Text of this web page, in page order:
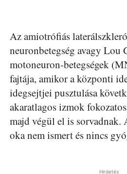
Az amiotrófiás
neuronbetegség avagy Lou
motoneuron-betegségek
fajtája, amikor a központi
idegsejtjei pusztulása
akaratlagos izmok
majd végül el is sorvadnak.
oka nem ismert és nincs
Hirdetés